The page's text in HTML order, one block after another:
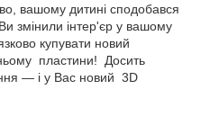
вашому дитині сподобався
змінили інтер'єр у вашому
купувати новий
пластини! Досить
— і у Вас новий 3D